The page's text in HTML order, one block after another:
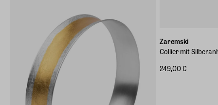
Zaremski
Collier mit
249,00 €